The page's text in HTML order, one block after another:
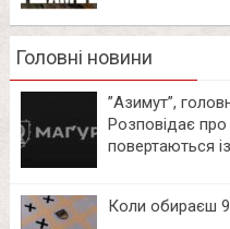
Головні новини
⁨”Азимут”,
Розповідає
повертаються
Коли обираєш